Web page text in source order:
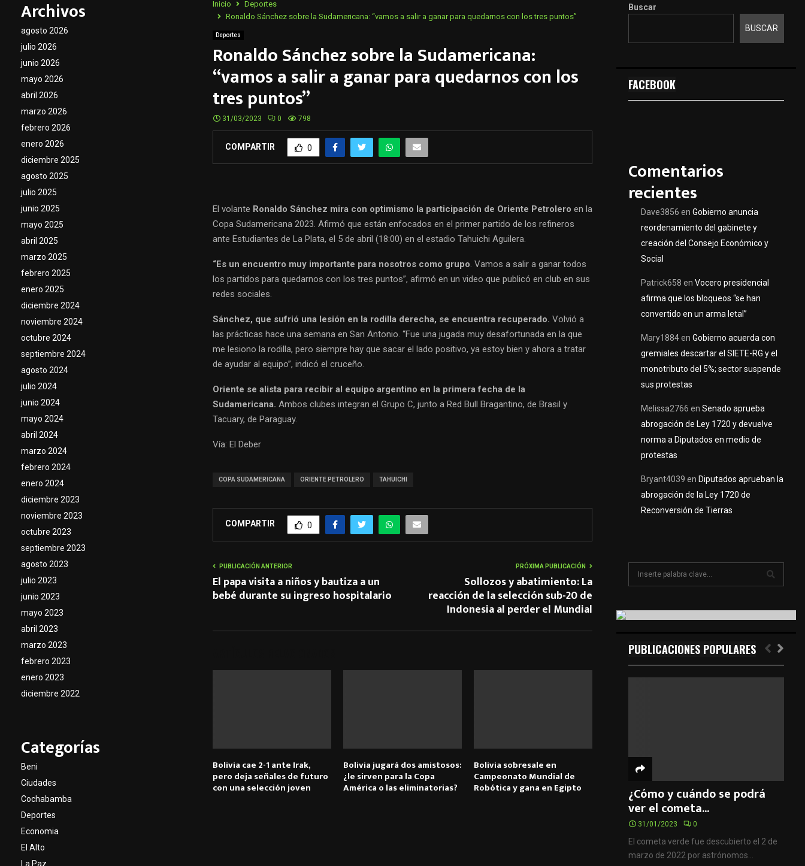
Inicio
Deportes
Ronaldo Sánchez sobre la Sudamericana: “vamos a salir a ganar para quedarnos con los tres puntos”
Deportes
Ronaldo Sánchez sobre la Sudamericana:
“vamos a salir a ganar para quedarnos con los
tres puntos”
31/03/2023 0 798
COMPARTIR 0
El volante Ronaldo Sánchez mira con optimismo la participación de Oriente Petrolero en la
Copa Sudamericana 2023. Afirmó que están enfocados en el primer partido de los refineros
ante Estudiantes de La Plata, el 5 de abril (18:00) en el estadio Tahuichi Aguilera.
“Es un encuentro muy importante para nosotros como grupo . Vamos a salir a ganar todos
los partidos para quedarnos con los tres puntos”, afirmó en un video que publicó en club en sus
redes sociales.
Sánchez, que sufrió una lesión en la rodilla derecha, se encuentra recuperado. Volvió a
las prácticas hace una semana en San Antonio. “Fue una jugada muy desafortunada en la que
me lesiono la rodilla, pero siempre hay que sacar el lado positivo, ya estoy bien y ahora a tratar
de ayudar al equipo”, indicó el cruceño.
Oriente se alista para recibir al equipo argentino en la primera fecha de la
Sudamericana. Ambos clubes integran el Grupo C, junto a Red Bull Bragantino, de Brasil y
Tacuary, de Paraguay.
Vía: El Deber
COPA SUDAMERICANA ORIENTE PETROLERO TAHUICHI
COMPARTIR 0
PUBLICACIÓN ANTERIOR
El papa visita a niños y bautiza a un
bebé durante su ingreso hospitalario
PRÓXIMA PUBLICACIÓN
Sollozos y abatimiento: La
reacción de la selección sub-20 de
Indonesia al perder el Mundial
Bolivia cae 2-1 ante Irak,
pero deja señales de futuro
con una selección joven
Bolivia jugará dos amistosos:
¿le sirven para la Copa
América o las eliminatorias?
Bolivia sobresale en
Campeonato Mundial de
Robótica y gana en Egipto
Archivos
agosto 2026
julio 2026
junio 2026
mayo 2026
abril 2026
marzo 2026
febrero 2026
enero 2026
diciembre 2025
agosto 2025
julio 2025
junio 2025
mayo 2025
abril 2025
marzo 2025
febrero 2025
enero 2025
diciembre 2024
noviembre 2024
octubre 2024
septiembre 2024
agosto 2024
julio 2024
junio 2024
mayo 2024
abril 2024
marzo 2024
febrero 2024
enero 2024
diciembre 2023
noviembre 2023
octubre 2023
septiembre 2023
agosto 2023
julio 2023
junio 2023
mayo 2023
abril 2023
marzo 2023
febrero 2023
enero 2023
diciembre 2022
Categorías
Beni
Ciudades
Cochabamba
Deportes
Economia
El Alto
La Paz
Buscar
BUSCAR
FACEBOOK
Comentarios
recientes
Dave3856 en Gobierno anuncia
reordenamiento del gabinete y
creación del Consejo Económico y
Social
Patrick658 en Vocero presidencial
afirma que los bloqueos “se han
convertido en un arma letal”
Mary1884en Gobierno acuerda con
gremiales descartar el SIETE-RG y el
monotributo del 5%; sector suspende
sus protestas
Melissa2766 en Senado aprueba
abrogación de Ley 1720 y devuelve
norma a Diputados en medio de
protestas
Bryant4039 en Diputados aprueban la
abrogación de la Ley 1720 de
Reconversión de Tierras
c
f
o
r
E
A
PUBLICACIONES POPULARES
¿Cómo y cuándo se podrá
ver el cometa...
31/01/2023 0
El cometa verde fue descubierto el 2 de
marzo de 2022 por astrónomos...